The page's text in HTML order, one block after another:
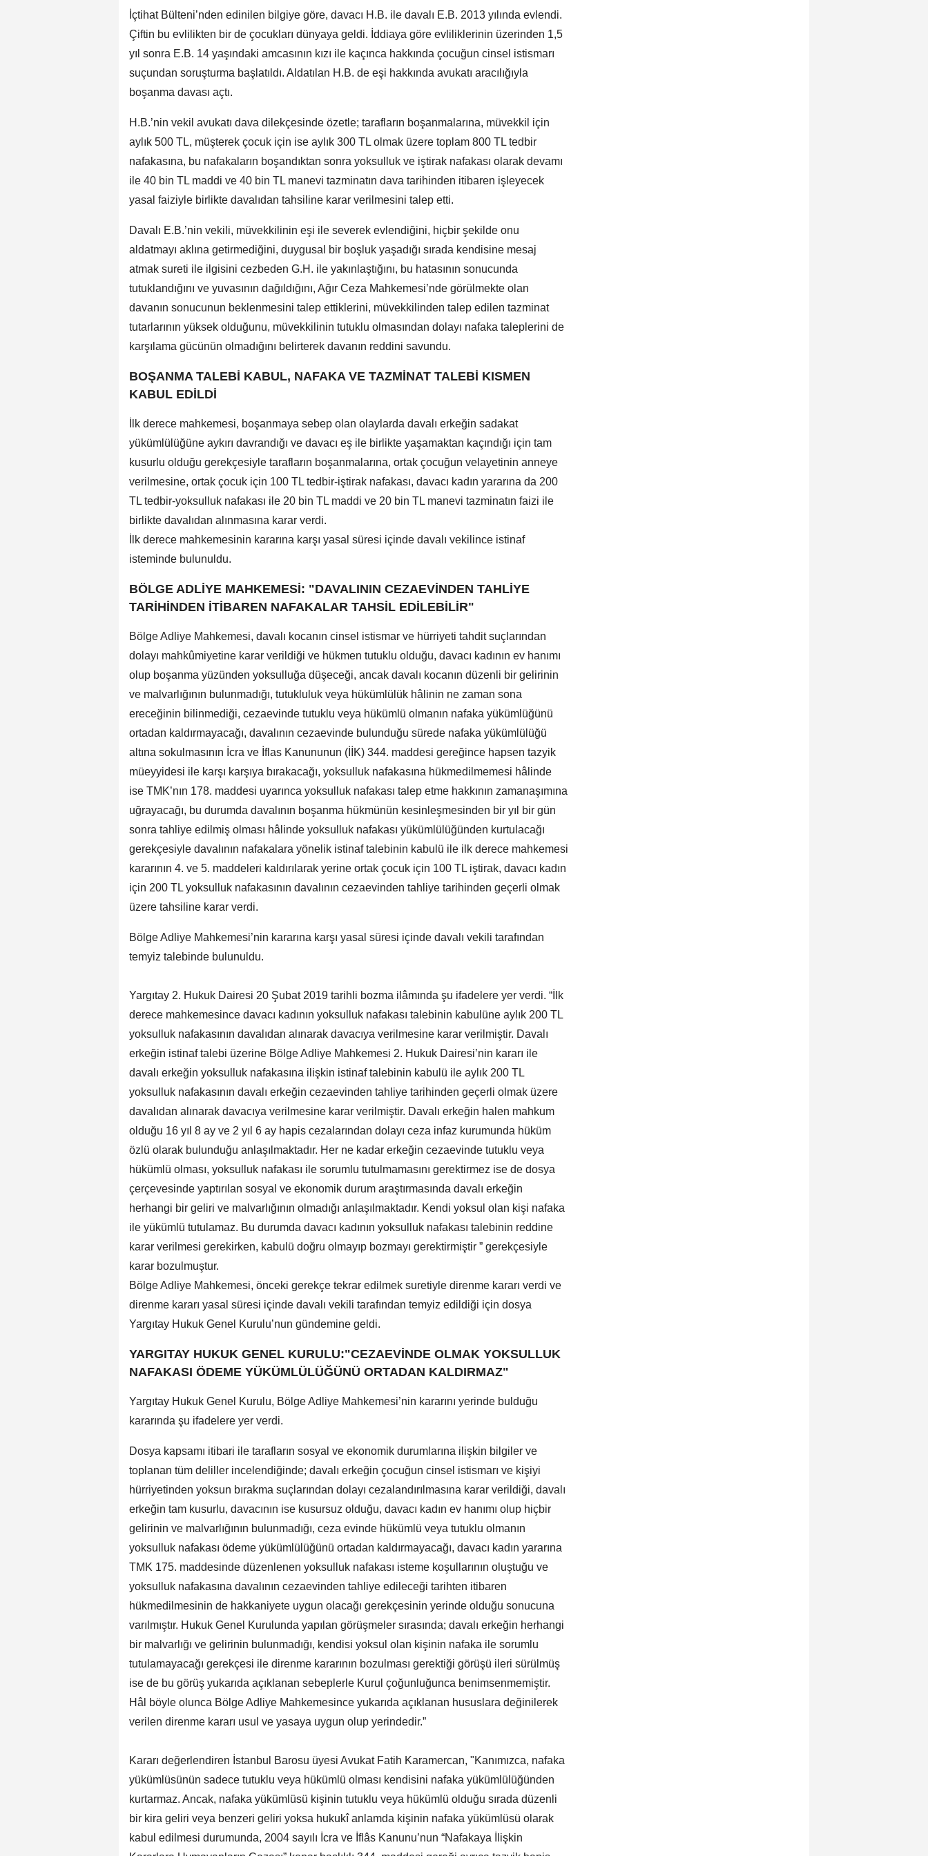
İçtihat Bülteni’nden edinilen bilgiye göre, davacı H.B. ile davalı E.B. 2013 yılında evlendi.
Çiftin bu evlilikten bir de çocukları dünyaya geldi. İddiaya göre evliliklerinin üzerinden 1,5
yıl sonra E.B. 14 yaşındaki amcasının kızı ile kaçınca hakkında çocuğun cinsel istismarı
suçundan soruşturma başlatıldı. Aldatılan H.B. de eşi hakkında avukatı aracılığıyla
boşanma davası açtı.
H.B.’nin vekil avukatı dava dilekçesinde özetle; tarafların boşanmalarına, müvekkil için
aylık 500 TL, müşterek çocuk için ise aylık 300 TL olmak üzere toplam 800 TL tedbir
nafakasına, bu nafakaların boşandıktan sonra yoksulluk ve iştirak nafakası olarak devamı
ile 40 bin TL maddi ve 40 bin TL manevi tazminatın dava tarihinden itibaren işleyecek
yasal faiziyle birlikte davalıdan tahsiline karar verilmesini talep etti.
Davalı E.B.’nin vekili, müvekkilinin eşi ile severek evlendiğini, hiçbir şekilde onu
aldatmayı aklına getirmediğini, duygusal bir boşluk yaşadığı sırada kendisine mesaj
atmak sureti ile ilgisini cezbeden G.H. ile yakınlaştığını, bu hatasının sonucunda
tutuklandığını ve yuvasının dağıldığını, Ağır Ceza Mahkemesi’nde görülmekte olan
davanın sonucunun beklenmesini talep ettiklerini, müvekkilinden talep edilen tazminat
tutarlarının yüksek olduğunu, müvekkilinin tutuklu olmasından dolayı nafaka taleplerini de
karşılama gücünün olmadığını belirterek davanın reddini savundu.
BOŞANMA TALEBİ KABUL, NAFAKA VE TAZMİNAT TALEBİ KISMEN
KABUL EDİLDİ
İlk derece mahkemesi, boşanmaya sebep olan olaylarda davalı erkeğin sadakat
yükümlülüğüne aykırı davrandığı ve davacı eş ile birlikte yaşamaktan kaçındığı için tam
kusurlu olduğu gerekçesiyle tarafların boşanmalarına, ortak çocuğun velayetinin anneye
verilmesine, ortak çocuk için 100 TL tedbir-iştirak nafakası, davacı kadın yararına da 200
TL tedbir-yoksulluk nafakası ile 20 bin TL maddi ve 20 bin TL manevi tazminatın faizi ile
birlikte davalıdan alınmasına karar verdi.
İlk derece mahkemesinin kararına karşı yasal süresi içinde davalı vekilince istinaf
isteminde bulunuldu.
BÖLGE ADLİYE MAHKEMESİ: "DAVALININ CEZAEVİNDEN TAHLİYE
TARİHİNDEN İTİBAREN NAFAKALAR TAHSİL EDİLEBİLİR"
Bölge Adliye Mahkemesi, davalı kocanın cinsel istismar ve hürriyeti tahdit suçlarından
dolayı mahkûmiyetine karar verildiği ve hükmen tutuklu olduğu, davacı kadının ev hanımı
olup boşanma yüzünden yoksulluğa düşeceği, ancak davalı kocanın düzenli bir gelirinin
ve malvarlığının bulunmadığı, tutukluluk veya hükümlülük hâlinin ne zaman sona
ereceğinin bilinmediği, cezaevinde tutuklu veya hükümlü olmanın nafaka yükümlüğünü
ortadan kaldırmayacağı, davalının cezaevinde bulunduğu sürede nafaka yükümlülüğü
altına sokulmasının İcra ve İflas Kanununun (İİK) 344. maddesi gereğince hapsen tazyik
müeyyidesi ile karşı karşıya bırakacağı, yoksulluk nafakasına hükmedilmemesi hâlinde
ise TMK’nın 178. maddesi uyarınca yoksulluk nafakası talep etme hakkının zamanaşımına
uğrayacağı, bu durumda davalının boşanma hükmünün kesinleşmesinden bir yıl bir gün
sonra tahliye edilmiş olması hâlinde yoksulluk nafakası yükümlülüğünden kurtulacağı
gerekçesiyle davalının nafakalara yönelik istinaf talebinin kabulü ile ilk derece mahkemesi
kararının 4. ve 5. maddeleri kaldırılarak yerine ortak çocuk için 100 TL iştirak, davacı kadın
için 200 TL yoksulluk nafakasının davalının cezaevinden tahliye tarihinden geçerli olmak
üzere tahsiline karar verdi.
Bölge Adliye Mahkemesi’nin kararına karşı yasal süresi içinde davalı vekili tarafından
temyiz talebinde bulunuldu.
Yargıtay 2. Hukuk Dairesi 20 Şubat 2019 tarihli bozma ilâmında şu ifadelere yer verdi. “İlk
derece mahkemesince davacı kadının yoksulluk nafakası talebinin kabulüne aylık 200 TL
yoksulluk nafakasının davalıdan alınarak davacıya verilmesine karar verilmiştir. Davalı
erkeğin istinaf talebi üzerine Bölge Adliye Mahkemesi 2. Hukuk Dairesi’nin kararı ile
davalı erkeğin yoksulluk nafakasına ilişkin istinaf talebinin kabulü ile aylık 200 TL
yoksulluk nafakasının davalı erkeğin cezaevinden tahliye tarihinden geçerli olmak üzere
davalıdan alınarak davacıya verilmesine karar verilmiştir. Davalı erkeğin halen mahkum
olduğu 16 yıl 8 ay ve 2 yıl 6 ay hapis cezalarından dolayı ceza infaz kurumunda hüküm
özlü olarak bulunduğu anlaşılmaktadır. Her ne kadar erkeğin cezaevinde tutuklu veya
hükümlü olması, yoksulluk nafakası ile sorumlu tutulmamasını gerektirmez ise de dosya
çerçevesinde yaptırılan sosyal ve ekonomik durum araştırmasında davalı erkeğin
herhangi bir geliri ve malvarlığının olmadığı anlaşılmaktadır. Kendi yoksul olan kişi nafaka
ile yükümlü tutulamaz. Bu durumda davacı kadının yoksulluk nafakası talebinin reddine
karar verilmesi gerekirken, kabulü doğru olmayıp bozmayı gerektirmiştir ” gerekçesiyle
karar bozulmuştur.
Bölge Adliye Mahkemesi, önceki gerekçe tekrar edilmek suretiyle direnme kararı verdi ve
direnme kararı yasal süresi içinde davalı vekili tarafından temyiz edildiği için dosya
Yargıtay Hukuk Genel Kurulu’nun gündemine geldi.
YARGITAY HUKUK GENEL KURULU:"CEZAEVİNDE OLMAK YOKSULLUK
NAFAKASI ÖDEME YÜKÜMLÜLÜĞÜNÜ ORTADAN KALDIRMAZ"
Yargıtay Hukuk Genel Kurulu, Bölge Adliye Mahkemesi’nin kararını yerinde bulduğu
kararında şu ifadelere yer verdi.
Dosya kapsamı itibari ile tarafların sosyal ve ekonomik durumlarına ilişkin bilgiler ve
toplanan tüm deliller incelendiğinde; davalı erkeğin çocuğun cinsel istismarı ve kişiyi
hürriyetinden yoksun bırakma suçlarından dolayı cezalandırılmasına karar verildiği, davalı
erkeğin tam kusurlu, davacının ise kusursuz olduğu, davacı kadın ev hanımı olup hiçbir
gelirinin ve malvarlığının bulunmadığı, ceza evinde hükümlü veya tutuklu olmanın
yoksulluk nafakası ödeme yükümlülüğünü ortadan kaldırmayacağı, davacı kadın yararına
TMK 175. maddesinde düzenlenen yoksulluk nafakası isteme koşullarının oluştuğu ve
yoksulluk nafakasına davalının cezaevinden tahliye edileceği tarihten itibaren
hükmedilmesinin de hakkaniyete uygun olacağı gerekçesinin yerinde olduğu sonucuna
varılmıştır. Hukuk Genel Kurulunda yapılan görüşmeler sırasında; davalı erkeğin herhangi
bir malvarlığı ve gelirinin bulunmadığı, kendisi yoksul olan kişinin nafaka ile sorumlu
tutulamayacağı gerekçesi ile direnme kararının bozulması gerektiği görüşü ileri sürülmüş
ise de bu görüş yukarıda açıklanan sebeplerle Kurul çoğunluğunca benimsenmemiştir.
Hâl böyle olunca Bölge Adliye Mahkemesince yukarıda açıklanan hususlara değinilerek
verilen direnme kararı usul ve yasaya uygun olup yerindedir.”
Kararı değerlendiren İstanbul Barosu üyesi Avukat Fatih Karamercan, "Kanımızca, nafaka
yükümlüsünün sadece tutuklu veya hükümlü olması kendisini nafaka yükümlülüğünden
kurtarmaz. Ancak, nafaka yükümlüsü kişinin tutuklu veya hükümlü olduğu sırada düzenli
bir kira geliri veya benzeri geliri yoksa hukukî anlamda kişinin nafaka yükümlüsü olarak
kabul edilmesi durumunda, 2004 sayılı İcra ve İflâs Kanunu’nun “Nafakaya İlişkin